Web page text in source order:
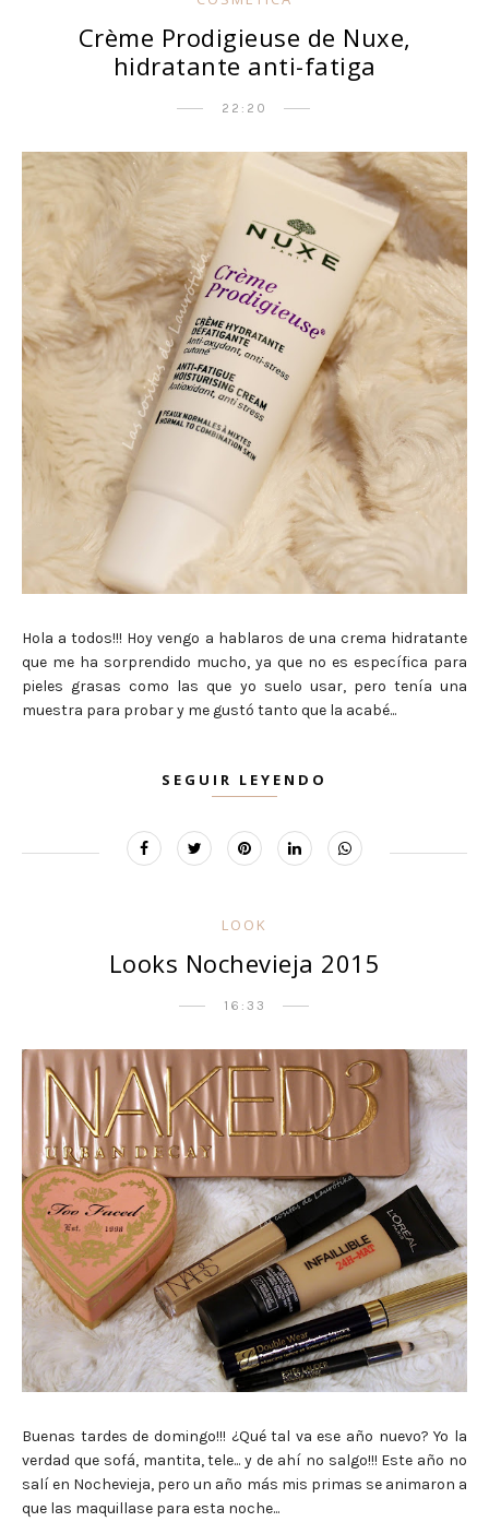
Crème Prodigieuse de Nuxe,
hidratante anti-fatiga
22:20
Hola a todos!!! Hoy vengo a hablaros de una crema hidratante
que me ha sorprendido mucho, ya que no es específica para
pieles grasas como las que yo suelo usar, pero tenía una
muestra para probar y me gustó tanto que la acabé...
SEGUIR LEYENDO
LOOK
Looks Nochevieja 2015
16:33
Buenas tardes de domingo!!! ¿Qué tal va ese año nuevo? Yo la
verdad que sofá, mantita, tele... y de ahí no salgo!!! Este año no
salí en Nochevieja, pero un año más mis primas se animaron a
que las maquillase para esta noche...